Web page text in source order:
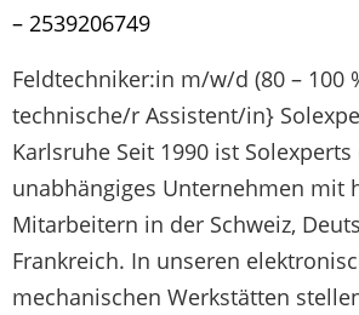
– 2539206749
Feldtechniker:in m/w/d (80 – 100
technische/r Assistent/in}
Karlsruhe Seit 1990 ist Solexperts
unabhängiges Unternehmen mit
Mitarbeitern in der Schweiz,
Frankreich. In unseren
mechanischen Werkstätten